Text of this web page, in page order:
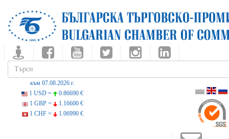
към 07.08.2026 г.
1 USD =
0.86690 €
1 GBP =
1.16600 €
1 CHF =
1.06990 €